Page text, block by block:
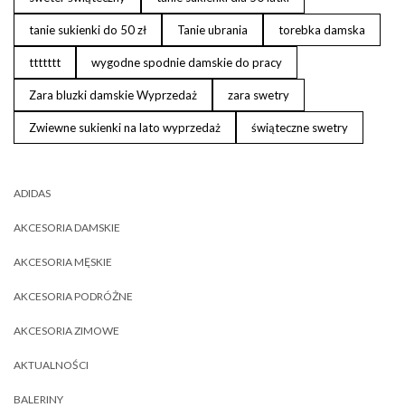
tanie sukienki do 50 zł Tanie ubrania torebka damska
ttttttt wygodne spodnie damskie do pracy
Zara bluzki damskie Wyprzedaż zara swetry
Zwiewne sukienki na lato wyprzedaż świąteczne swetry
ADIDAS
AKCESORIA DAMSKIE
AKCESORIA MĘSKIE
AKCESORIA PODRÓŻNE
AKCESORIA ZIMOWE
AKTUALNOŚCI
BALERINY